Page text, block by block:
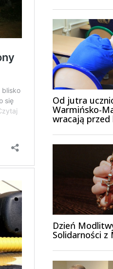
Od jutra
Warmińsko-
wracają
Dzień
Solidarności z